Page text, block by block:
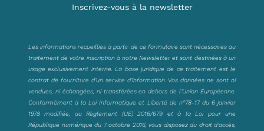
Inscrivez-vous à la newsletter
Les informations recueillies à partir de ce formulaire sont nécessaires au
traitement de votre inscription à notre Newsletter et sont destinées à un
usage exclusivement interne. La base juridique de ce traitement est le
contrat de fourniture d’un service d’information. Vos données ne sont ni
vendues, ni échangées, ni transférées en dehors de l’Union Européenne.
Conformément à la Loi Informatique et Liberté de n°78-17 du 6 janvier
1978 modifiée, au Règlement (UE) 2016/679 et à la Loi pour une
République numérique du 7 octobre 2016, vous disposez du droit d’accès,